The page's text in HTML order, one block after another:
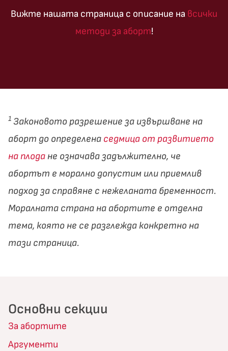
Вижте нашата страница с описание на всички
методи за аборт!
1 Законoвото разрешение за извършване на
аборт до определена седмица от развитието
на плода не означава задължително, че
абортът е морално допустим или приемлив
подход за справяне с нежеланата бременност.
Моралната страна на абортите е отделна
тема, която не се разглежда конкретно на
тази страница.
Основни секции
За абортите
Аргументи